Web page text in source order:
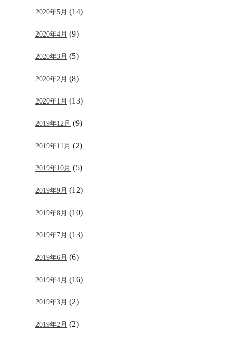
2020年5月 (14)
2020年4月 (9)
2020年3月 (5)
2020年2月 (8)
2020年1月 (13)
2019年12月 (9)
2019年11月 (2)
2019年10月 (5)
2019年9月 (12)
2019年8月 (10)
2019年7月 (13)
2019年6月 (6)
2019年4月 (16)
2019年3月 (2)
2019年2月 (2)